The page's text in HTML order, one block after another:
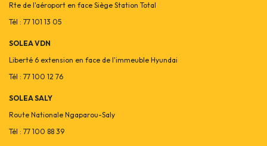
Rte de l'aéroport en face Siège Station Total
Tél : 77 101 13 05
SOLEA VDN
Liberté 6 extension en face de l'immeuble Hyundai
Tél : 77 100 12 76
SOLEA SALY
Route Nationale Ngaparou-Saly
Tél : 77 100 88 39